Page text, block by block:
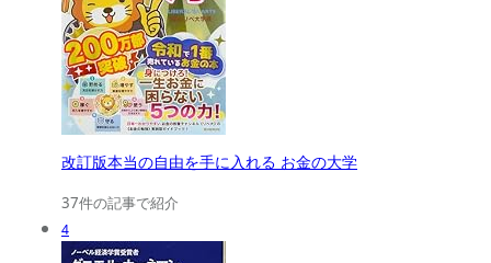
改訂版本当の自由を手に入れる お金の大学
37件の記事で紹介
4